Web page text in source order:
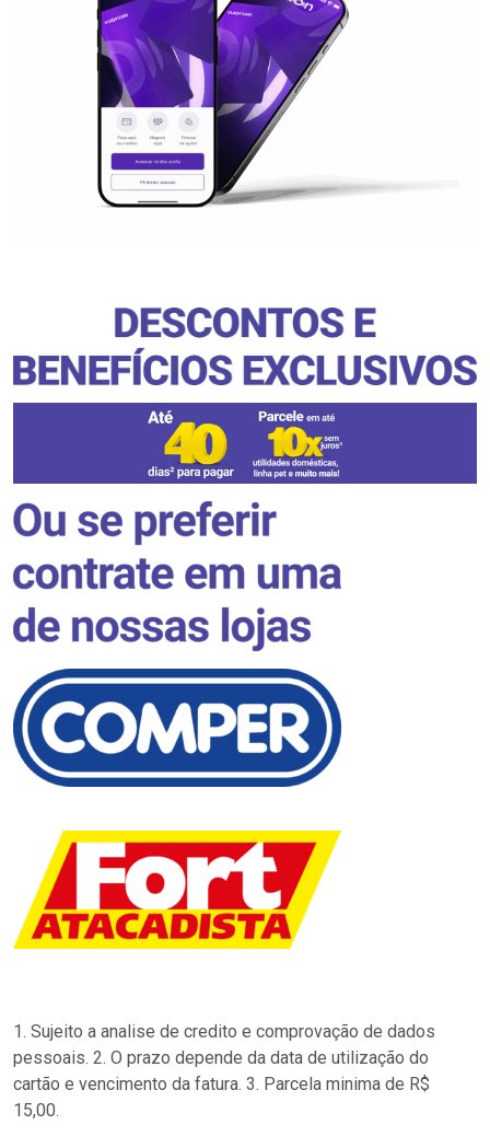
1. Sujeito a analise de credito e comprovação de dados
pessoais. 2. O prazo depende da data de utilização do
cartão e vencimento da fatura. 3. Parcela minima de R$
15,00.